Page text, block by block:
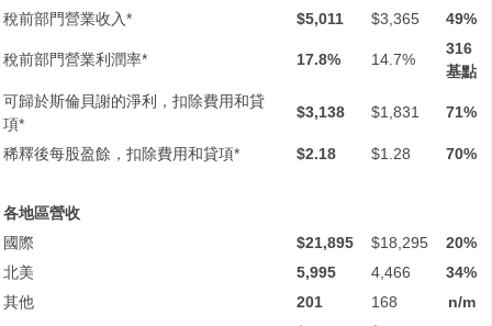
稅前部門營業收入*
$5,011 $3,365 49%
稅前部門營業利潤率* 17.8% 14.7%
316
基點
可歸於斯倫貝謝的淨利，扣除費用和貸
項*
$3,138 $1,831 71%
稀釋後每股盈餘，扣除費用和貸項* $2.18 $1.28 70%
各地區營收
國際
$21,895 $18,295
20%
北美
5,995 4,466
34%
其他
201 168
n/m